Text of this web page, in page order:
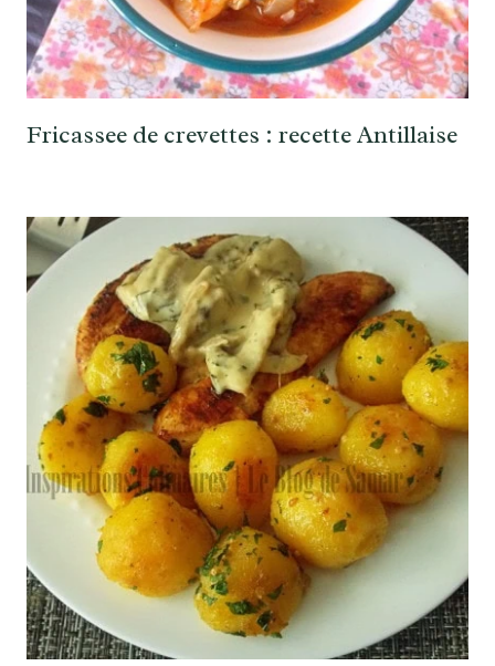
Fricassee de crevettes : recette Antillaise